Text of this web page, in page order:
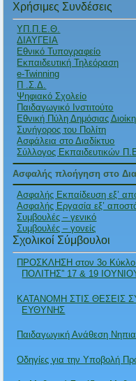
Χρήσιμες Συνδέσεις
ΥΠ.Π.Ε.Θ.
ΔΙΑΥΓΕΙΑ
Εθνικό Τυπογραφείο
Εκπαιδευτική Τηλεόραση
e-Twinning
Π .Σ.Δ.
Ψηφιακό Σχολείο
Παιδαγωγικό Ινστιτούτο
Εθνική Πύλη Δημόσιας
Συνήγορος του Πολίτη
Ασφάλεια στο Διαδίκτυο
Σύλλογος Εκπαιδευτικών
Ασφαλής πλοήγηση στο
Ασφαλής Εκπαίδευση εξ’
Ασφαλής Εργασία εξ’
Συμβουλές – γενικό
Συμβουλές – γονείς
Σχολικοί Σύμβουλοι
ΠΡΟΣΚΛΗΣΗ στον 3ο
ΠΟΛΙΤΗΣ” 17 & 19
ΚΑΤΑΝΟΜΗ ΣΤΙΣ ΘΕΣΕΙΣ
ΕΥΘΥΝΗΣ
Παιδαγωγική Ανάθεση
Οδηγίες για την Υποβολή